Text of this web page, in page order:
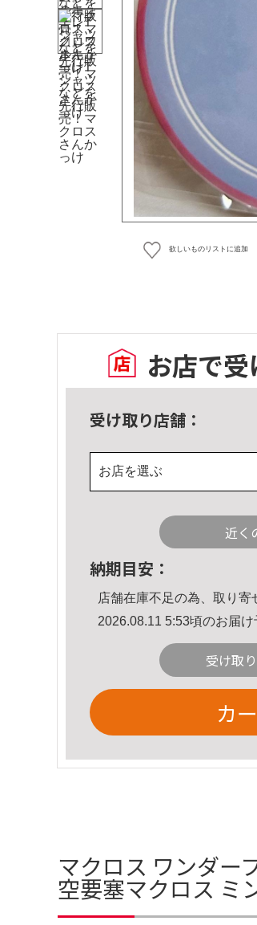
欲しいものリストに追加
お店で
受け取り店舗：
お店を選ぶ
近く
納期目安：
店舗在庫不足の為、取り寄
2026.08.11 5:53頃のお届け
受け取
カ
マクロス ワンダー
空要塞マクロス ミ